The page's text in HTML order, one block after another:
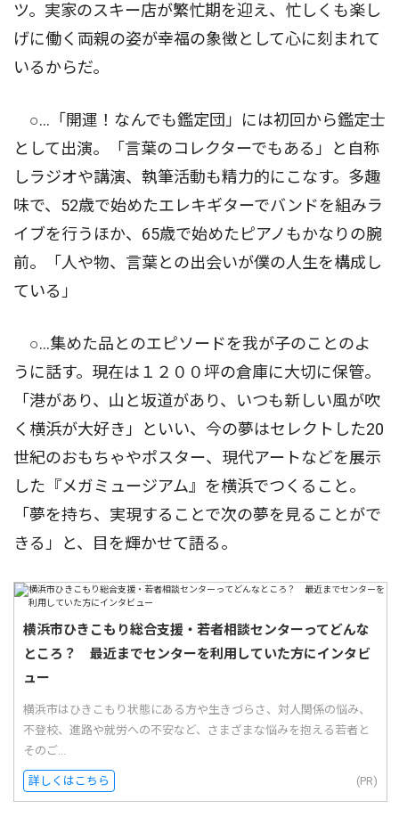
ツ。実家のスキー店が繁忙期を迎え、忙しくも楽し
げに働く両親の姿が幸福の象徴として心に刻まれて
いるからだ。
○…「開運！なんでも鑑定団」には初回から鑑定士
として出演。「言葉のコレクターでもある」と自称
しラジオや講演、執筆活動も精力的にこなす。多趣
味で、52歳で始めたエレキギターでバンドを組みラ
イブを行うほか、65歳で始めたピアノもかなりの腕
前。「人や物、言葉との出会いが僕の人生を構成し
ている」
○…集めた品とのエピソードを我が子のことのよ
うに話す。現在は１２００坪の倉庫に大切に保管。
「港があり、山と坂道があり、いつも新しい風が吹
く横浜が大好き」といい、今の夢はセレクトした20
世紀のおもちゃやポスター、現代アートなどを展示
した『メガミュージアム』を横浜でつくること。
「夢を持ち、実現することで次の夢を見ることがで
きる」と、目を輝かせて語る。
横浜市ひきこもり総合支援・若者相談センターってどんな
ところ？ 最近までセンターを利用していた方にインタビ
ュー
横浜市はひきこもり状態にある方や生きづらさ、対人関係の悩み、
不登校、進路や就労への不安など、さまざまな悩みを抱える若者と
そのご...
詳しくはこちら (PR)